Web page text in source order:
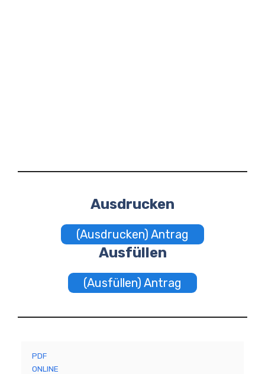
Ausdrucken
(Ausdrucken) Antrag
Ausfüllen
(Ausfüllen) Antrag
PDF
ONLINE